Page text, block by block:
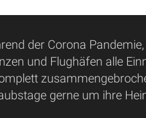
der Corona
und Flughäfen alle
gerne um ihre